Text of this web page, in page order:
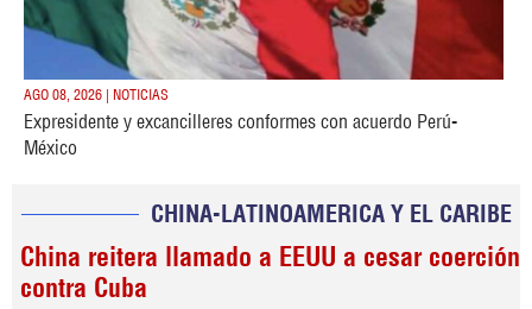
AGO 08, 2026 | NOTICIAS
Expresidente y excancilleres conformes con acuerdo Perú-
México
CHINA-LATINOAMERICA Y EL CARIBE
China reitera llamado a EEUU a cesar coerción
contra Cuba